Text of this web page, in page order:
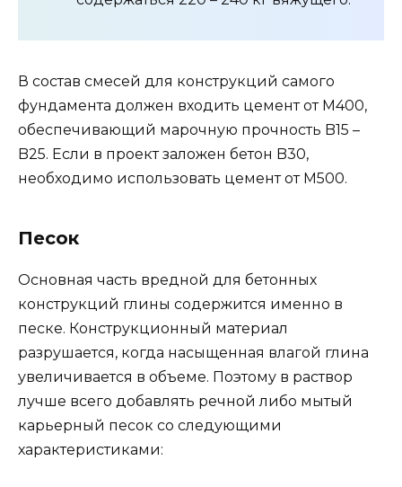
В состав смесей для конструкций самого
фундамента должен входить цемент от М400,
обеспечивающий марочную прочность B15 –
B25. Если в проект заложен бетон B30,
необходимо использовать цемент от М500.
Песок
Основная часть вредной для бетонных
конструкций глины содержится именно в
песке. Конструкционный материал
разрушается, когда насыщенная влагой глина
увеличивается в объеме. Поэтому в раствор
лучше всего добавлять речной либо мытый
карьерный песок со следующими
характеристиками: